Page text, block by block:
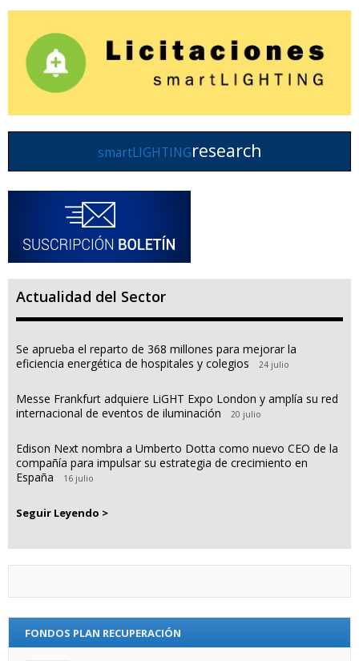
smartLIGHTINGresearch
Actualidad del Sector
Se aprueba el reparto de 368 millones para mejorar la
eficiencia energética de hospitales y colegios
24 julio
Messe Frankfurt adquiere LiGHT Expo London y amplía su red
internacional de eventos de iluminación
20 julio
Edison Next nombra a Umberto Dotta como nuevo CEO de la
compañía para impulsar su estrategia de crecimiento en
España
16 julio
Seguir Leyendo >
FONDOS PLAN RECUPERACIÓN